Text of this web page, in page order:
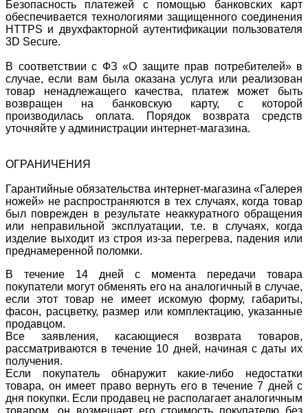
Безопасность платежей с помощью банковских карт
обеспечивается технологиями защищенного соединения
HTTPS и двухфакторной аутентификации пользователя
3D Secure.
В соответствии с ФЗ «О защите прав потребителей» в
случае, если вам была оказана услуга или реализован
товар ненадлежащего качества, платеж может быть
возвращен на банковскую карту, с которой
производилась оплата. Порядок возврата средств
уточняйте у администрации интернет-магазина.
ОГРАНИЧЕНИЯ
Гарантийные обязательства интернет-магазина «Галерея
ножей» не распространяются в тех случаях, когда товар
был поврежден в результате неаккуратного обращения
или неправильной эксплуатации, т.е. в случаях, когда
изделие выходит из строя из-за перегрева, падения или
преднамеренной поломки.
В течение 14 дней с момента передачи товара
покупатели могут обменять его на аналогичный в случае,
если этот товар не имеет искомую форму, габариты,
фасон, расцветку, размер или комплектацию, указанные
продавцом.
Все заявления, касающиеся возврата товаров,
рассматриваются в течение 10 дней, начиная с даты их
получения.
Если покупатель обнаружит какие-либо недостатки
товара, он имеет право вернуть его в течение 7 дней с
дня покупки. Если продавец не располагает аналогичным
товаром, он возмещает его стоимость покупателю без